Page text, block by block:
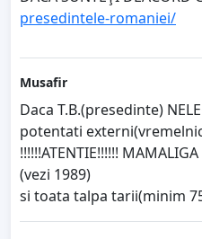
presedintele-romaniei/
Musafir
Daca T.B.(presedinte)
potentati
!!!!!!ATENTIE!!!!!!
(vezi 1989)
si toata talpa tarii(minim